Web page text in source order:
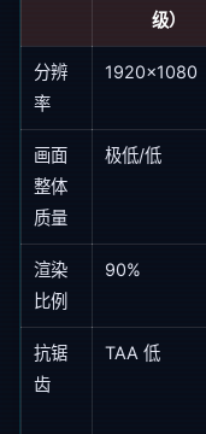
级）
分辨
率
1920×1080
画面
整体
质量
极低/低
渲染
比例
90%
抗锯
齿
TAA 低